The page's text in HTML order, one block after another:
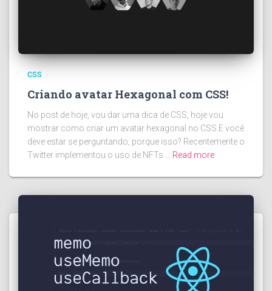
CSS
Criando avatar Hexagonal com CSS!
No post de hoje, vou dar uma dica de CSS, hoje vou
mostrar como criar um avatar hexagonal no CSS.E você
deve estar se perguntando, porque isso? Recentemente o
Twitter implementou o uso de NFTs … Read more